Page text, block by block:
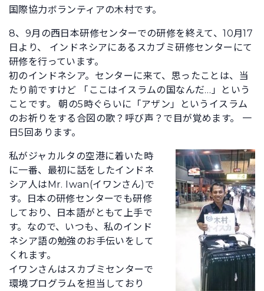
国際協力ボランティアの木村です。
8、9月の西日本研修センターでの研修を終えて、10月17
日より、 インドネシアにあるスカブミ研修センターにて
研修を行っています。
初のインドネシア。センターに来て、思ったことは、当
たり前ですけど 「ここはイスラムの国なんだ…」という
ことです。 朝の5時ぐらいに「アザン」というイスラム
のお祈りをする合図の歌？呼び声？で目が覚めます。 一
日5回あります。
私がジャカルタの空港に着いた時
に一番、最初に話をしたインドネ
シア人はMr. Iwan(イワンさん)で
す。日本の研修センターでも研修
しており、日本語がともて上手で
す。なので、いつも、私のインド
ネシア語の勉強のお手伝いをして
くれます。
イワンさんはスカブミセンターで
環境プログラムを担当しており